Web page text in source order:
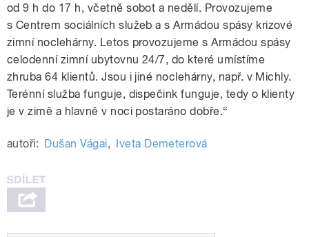
od 9 h do 17 h, včetně sobot a nedělí. Provozujeme
s Centrem sociálních služeb a s Armádou spásy krizové
zimní noclehárny. Letos provozujeme s Armádou spásy
celodenní zimní ubytovnu 24/7, do které umístíme
zhruba 64 klientů. Jsou i jiné noclehárny, např. v Michly.
Terénní služba funguje, dispečink funguje, tedy o klienty
je v zimě a hlavně v noci postaráno dobře.“
autoři: Dušan Vágai, Iveta Demeterová